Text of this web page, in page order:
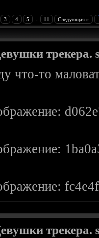
3 4 5 11 Следующая »
трекера.
что-то
трекера.